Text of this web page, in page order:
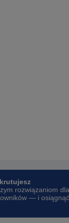
rozwiązaniom dla
— i osiągnąć